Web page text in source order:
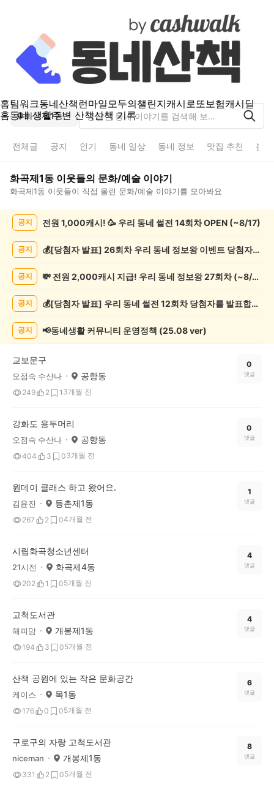
홈팀워크동네산책런마일모두의챌린지캐시로또보험캐시딜
홈동네 생활주변 산책산책 기록
화곡제1동
전체글 공지 인기 동네 일상 동네 정보 맛집 추천 분
화곡제1동 이웃들의 문화/예술 이야기
화곡제1동 이웃들이 직접 올린 문화/예술 이야기를 모아봐요
화/
글
공지 전원 1,000캐시! 🥳 우리 동네 썰전 14회차 OPEN (~8/17)
공지 💰[당첨자 발표] 26회차 우리 동네 정보왕 이벤트 당첨자를 발표합니다!
공지 💸 전원 2,000캐시 지급! 우리 동네 정보왕 27회차 (~8/10)
공지 💰[당첨자 발표] 우리 동네 썰전 12회차 당첨자를 발표합니다!
공지 📢동네생활 커뮤니티 운영정책 (25.08 ver)
교보문구
오점숙 수산나 공항동
249 2 1 3개월 전
0
댓글
강화도 용두머리
오점숙 수산나 공항동
404 3 03개월 전
0
댓글
원데이 클래스 하고 왔어요.
김윤진 등촌제1동
267 2 04개월 전
1
댓글
시립화곡청소년센터
21시전 화곡제4동
202 1 05개월 전
4
댓글
고척도서관
해피맘 개봉제1동
194 3 05개월 전
4
댓글
산책 공원에 있는 작은 문화공간
케이스 목1동
176 0 05개월 전
6
댓글
구로구의 자랑 고척도서관
niceman 개봉제1동
331 2 05개월 전
8
댓글